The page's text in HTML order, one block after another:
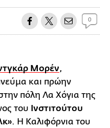
0
Μορέν,
και πρώην
πόλη Λα Χόγια της
του Ινστιτούτου
. Η Καλιφόρνια του